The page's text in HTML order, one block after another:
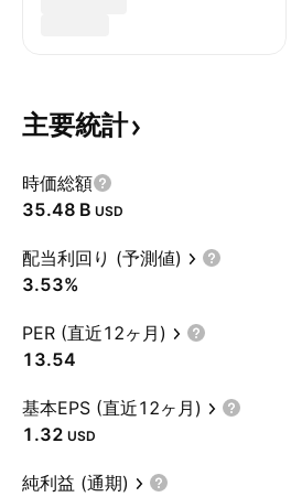
主要統計
時価総額
‪35.48 B‬ USD
配当利回り (予測値)
3.53%
PER (直近12ヶ月)
13.54
基本EPS (直近12ヶ月)
1.32 USD
純利益 (通期)